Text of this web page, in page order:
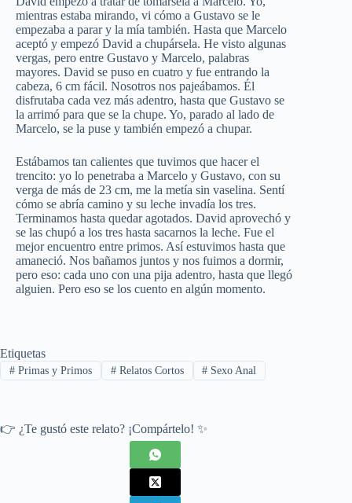
mientras estaba mirando, vi cómo a Gustavo se le
empezaba a parar y la mía también. Hasta que Marcelo
aceptó y empezó David a chupársela. He visto algunas
vergas, pero entre Gustavo y Marcelo, palabras
mayores. David se puso en cuatro y fue entrando la
cabeza, 6 cm fácil. Nosotros nos pajeábamos. Él
disfrutaba cada vez más adentro, hasta que Gustavo se
la arrimó para que se la chupe. Yo, parado al lado de
Marcelo, se la puse y también empezó a chupar.
Estábamos tan calientes que tuvimos que hacer el
trencito: yo lo penetraba a Marcelo y Gustavo, con su
verga de más de 23 cm, me la metía sin vaselina. Sentí
cómo se abría camino y su leche invadía los tres.
Terminamos hasta quedar agotados. David aprovechó y
se las chupó a los tres hasta sacarnos la leche. Fue el
mejor encuentro entre primos. Así estuvimos hasta que
amaneció. Nos bañamos juntos y nos fuimos a dormir,
pero eso: cada uno con una pija adentro, hasta que llegó
alguien. Pero eso se los cuento en algún momento.
Etiquetas
#Primas y Primos #Relatos Cortos # Sexo Anal
👉 ¿Te gustó este relato? ¡Compártelo! ✨